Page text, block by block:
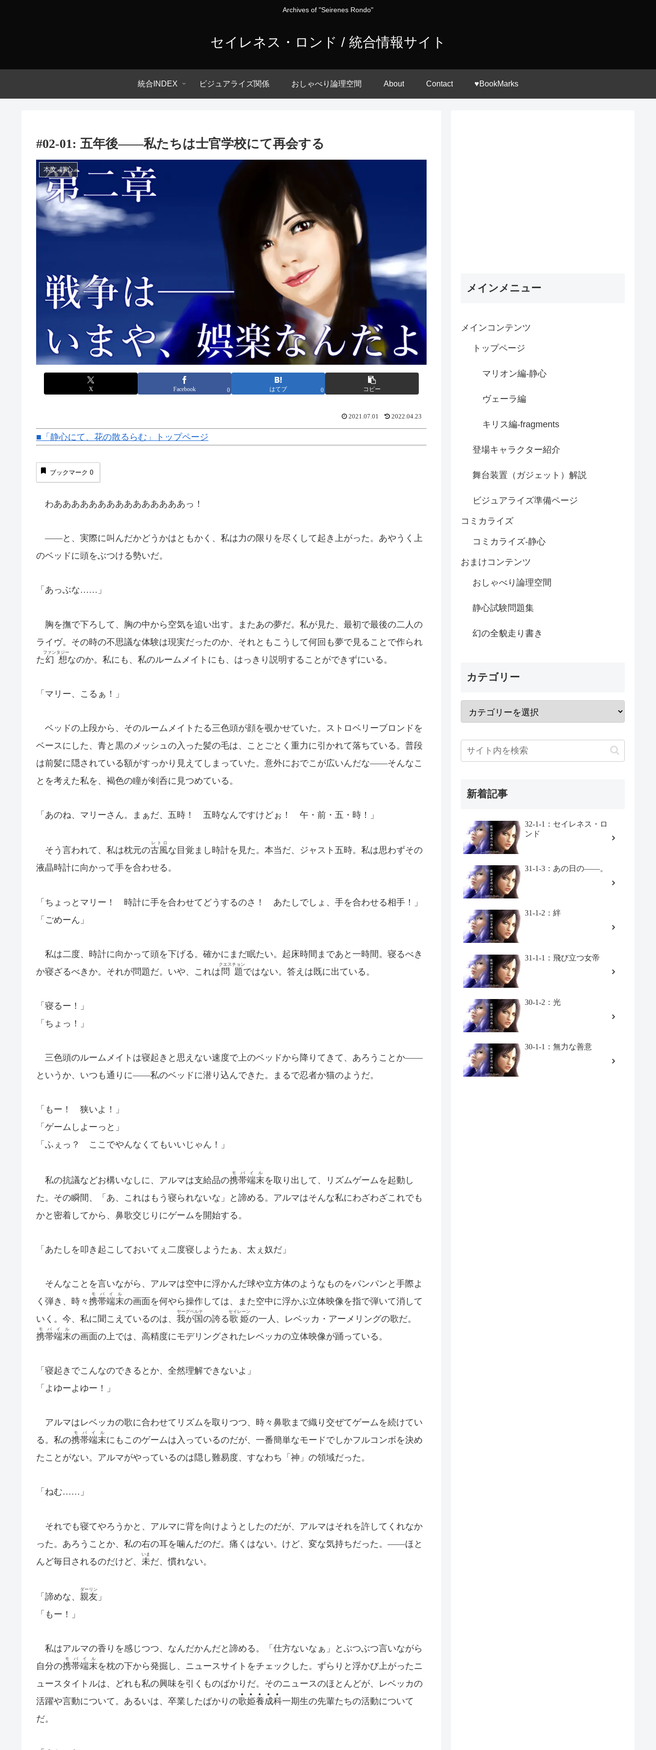
Archives of "Seirenes Rondo"
セイレネス・ロンド / 統合情報サイト
統合INDEX ビジュアライズ関係 おしゃべり論理空間 About Contact ♥BookMarks
#02-01: 五年後――私たちは士官学校にて再会する
本文-静心
X Facebook 0 はてブ 0 コピー
2021.07.01 2022.04.23
■「静心にて、花の散るらむ」トップページ
ブックマーク 0
わあああああああああああああああっ！
――と、実際に叫んだかどうかはともかく、私は力の限りを尽くして起き上がった。あやうく上
のベッドに頭をぶつける勢いだ。
「あっぶな……」
胸を撫で下ろして、胸の中から空気を追い出す。またあの夢だ。私が見た、最初で最後の二人の
ライヴ。その時の不思議な体験は現実だったのか、それともこうして何回も夢で見ることで作られ
た幻想
ファンタジー
なのか。私にも、私のルームメイトにも、はっきり説明することができずにいる。
「マリー、こるぁ！」
ベッドの上段から、そのルームメイトたる三色頭が顔を覗かせていた。ストロベリーブロンドを
ベースにした、青と黒のメッシュの入った髪の毛は、ことごとく重力に引かれて落ちている。普段
は前髪に隠されている額がすっかり見えてしまっていた。意外におでこが広いんだな――そんなこ
とを考えた私を、褐色の瞳が剣呑に見つめている。
「あのね、マリーさん。まぁだ、五時！ 五時なんですけどぉ！ 午・前・五・時！」
そう言われて、私は枕元の古風
レトロ
な目覚まし時計を見た。本当だ、ジャスト五時。私は思わずその
液晶時計に向かって手を合わせる。
「ちょっとマリー！ 時計に手を合わせてどうするのさ！ あたしでしょ、手を合わせる相手！」
「ごめーん」
私は二度、時計に向かって頭を下げる。確かにまだ眠たい。起床時間まであと一時間。寝るべき
か寝ざるべきか。それが問題だ。いや、これは 問題
クエスチョン
ではない。答えは既に出ている。
「寝るー！」
「ちょっ！」
三色頭のルームメイトは寝起きと思えない速度で上のベッドから降りてきて、あろうことか――
というか、いつも通りに――私のベッドに潜り込んできた。まるで忍者か猫のようだ。
「もー！ 狭いよ！」
「ゲームしよーっと」
「ふぇっ？ ここでやんなくてもいいじゃん！」
私の抗議などお構いなしに、アルマは支給品の携帯端末
モバイル
を取り出して、リズムゲームを起動し
た。その瞬間、「あ、これはもう寝られないな」と諦める。アルマはそんな私にわざわざこれでも
かと密着してから、鼻歌交じりにゲームを開始する。
「あたしを叩き起こしておいてぇ二度寝しようたぁ、太ぇ奴だ」
そんなことを言いながら、アルマは空中に浮かんだ球や立方体のようなものをパンパンと手際よ
く弾き、時々 携帯端末
モバイル
の画面を何やら操作しては、また空中に浮かぶ立体映像を指で弾いて消して
いく。今、私に聞こえているのは、 我が国
ヤーグベルテ
の誇る歌姫
セイレーン
の一人、レベッカ・アーメリングの歌だ。
携帯端末
モバイル
の画面の上では、高精度にモデリングされたレベッカの立体映像が踊っている。
「寝起きでこんなのできるとか、全然理解できないよ」
「よゆーよゆー！」
アルマはレベッカの歌に合わせてリズムを取りつつ、時々鼻歌まで織り交ぜてゲームを続けてい
る。私の携帯端末
モバイル
にもこのゲームは入っているのだが、一番簡単なモードでしかフルコンボを決め
たことがない。アルマがやっているのは隠し難易度、すなわち「神」の領域だった。
「ねむ……」
それでも寝てやろうかと、アルマに背を向けようとしたのだが、アルマはそれを許してくれなか
った。あろうことか、私の右の耳を噛んだのだ。痛くはない。けど、変な気持ちだった。――ほと
んど毎日されるのだけど、 未
いま
だ、慣れない。
「諦めな、 親友
ダーリン
」
「もー！」
私はアルマの香りを感じつつ、なんだかんだと諦める。「仕方ないなぁ」とぶつぶつ言いながら
自分の携帯端末
モバイル
を枕の下から発掘し、ニュースサイトをチェックした。ずらりと浮かび上がったニ
ュースタイトルは、どれも私の興味を引くものばかりだ。そのニュースのほとんどが、レベッカの
活躍や言動について。あるいは、卒業したばかりの歌姫養成科一期生の先輩たちの活動について
だ。
メインメニュー
メインコンテンツ
トップページ
マリオン編-静心
ヴェーラ編
キリス編-fragments
登場キャラクター紹介
舞台装置（ガジェット）解説
ビジュアライズ準備ページ
コミカライズ
コミカライズ-静心
おまけコンテンツ
おしゃべり論理空間
静心試験問題集
幻の全貌走り書き
カテゴリー
新着記事
32-1-1：セイレネス・ロ
ンド
31-1-3：あの日の――。
31-1-2：絆
31-1-1：飛び立つ女帝
30-1-2：光
30-1-1：無力な善意